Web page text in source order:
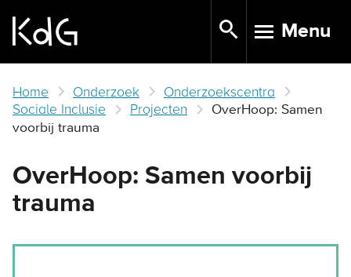
main
TOGGLE
Menu
Home Onderzoek
Onderzoekscentra
Sociale Inclusie
Projecten
OverHoop: Samen
voorbij trauma
OverHoop: Samen voorbij
trauma